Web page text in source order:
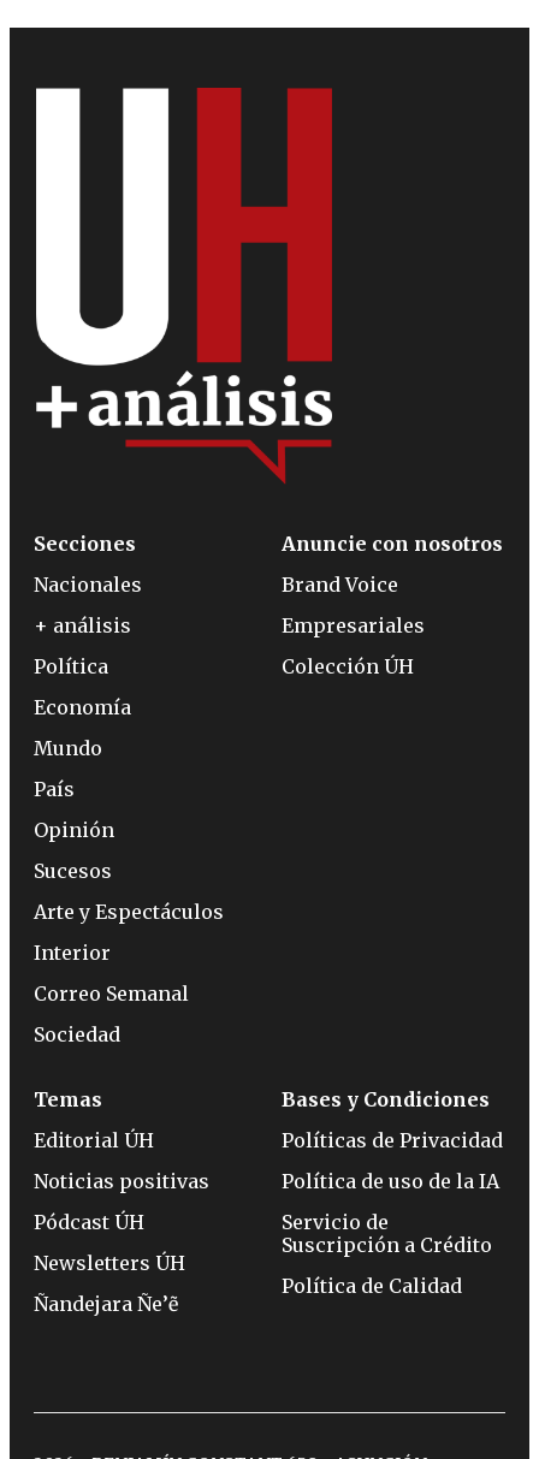
Secciones
Nacionales
+ análisis
Política
Economía
Mundo
País
Opinión
Sucesos
Arte y Espectáculos
Interior
Correo Semanal
Sociedad
Anuncie con nosotros
Brand Voice
Empresariales
Colección ÚH
Temas
Editorial ÚH
Noticias positivas
Pódcast ÚH
Newsletters ÚH
Ñandejara Ñe’ẽ
Bases y Condiciones
Políticas de Privacidad
Política de uso de la IA
Servicio de
Suscripción a Crédito
Política de Calidad